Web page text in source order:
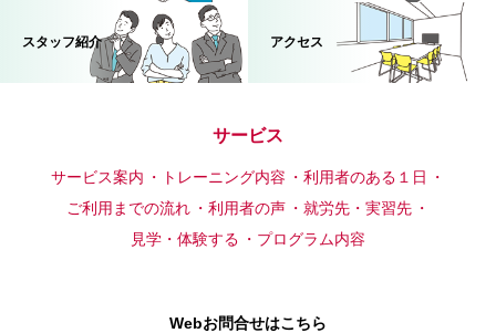
スタッフ紹介 アクセス
サービス
サービス案内 トレーニング内容
利用者のある１日
ご利用までの流れ
利用者の声
就労先・実習先
見学・体験する
プログラム内容
Webお問合せはこちら